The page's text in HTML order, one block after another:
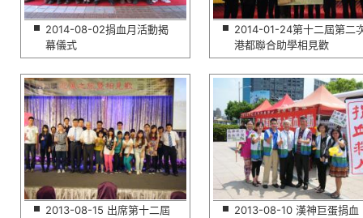
2014-08-02捐血月活動揭
幕儀式
2014-01-24第十二屆第二
港都聯合助學相見歡
2013-08-15 出席第十二屆
2013-08-10 漢神巨蛋捐血